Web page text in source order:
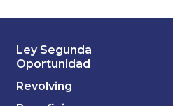
Ley Segunda
Oportunidad
Revolving